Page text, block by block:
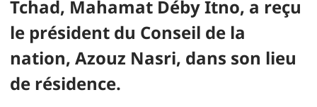
Tchad, Mahamat Déby Itno, a reçu
le président du Conseil de la
nation, Azouz Nasri, dans son lieu
de résidence.